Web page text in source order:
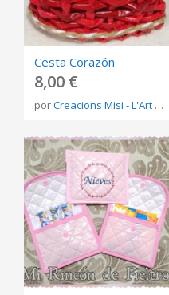
Cesta Corazón
8,00 €
porCreacions Misi - L'Art de Reciclar